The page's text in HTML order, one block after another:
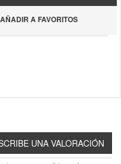
AÑADIR A FAVORITOS